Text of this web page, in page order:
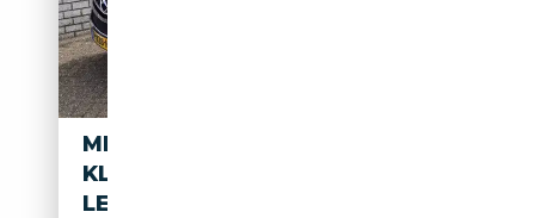
MERCEDES-BENZ ML 500 M-
KLASSE 4 MATIC AUTOM
LEDER SPORTST STOELVERW